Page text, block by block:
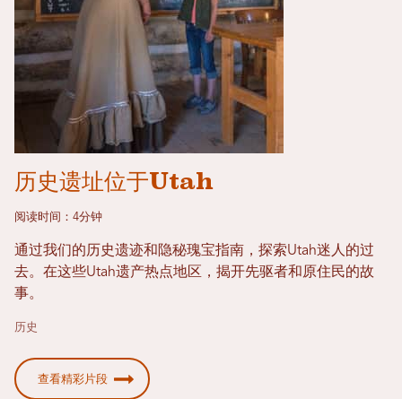
历史遗址位于Utah
阅读时间：4分钟
通过我们的历史遗迹和隐秘瑰宝指南，探索Utah迷人的过
去。在这些Utah遗产热点地区，揭开先驱者和原住民的故
事。
历史
查看精彩片段